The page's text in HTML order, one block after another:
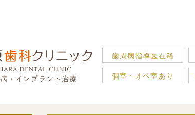
歯周病指導医在籍
個室・オペ室あり